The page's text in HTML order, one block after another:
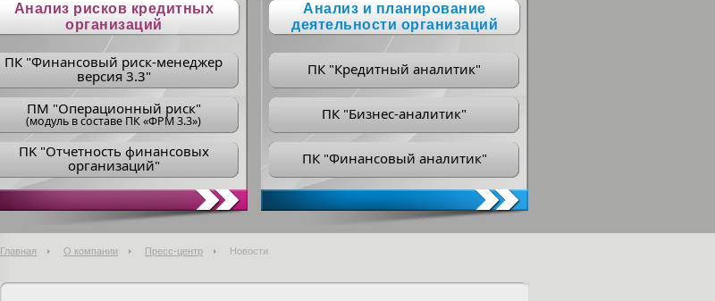
Анализ рисков кредитных
организаций
ПК "Финансовый риск-менеджер
версия 3.3"
ПM "Операционный риск"
(модуль в составе ПК «ФРМ 3.3»)
ПK "Отчетность финансовых
организаций"
Анализ и планирование
деятельности организаций
ПК "Кредитный аналитик"
ПК "Бизнес-аналитик"
ПК "Финансовый аналитик"
Главная О компании Пресс-центр Новости